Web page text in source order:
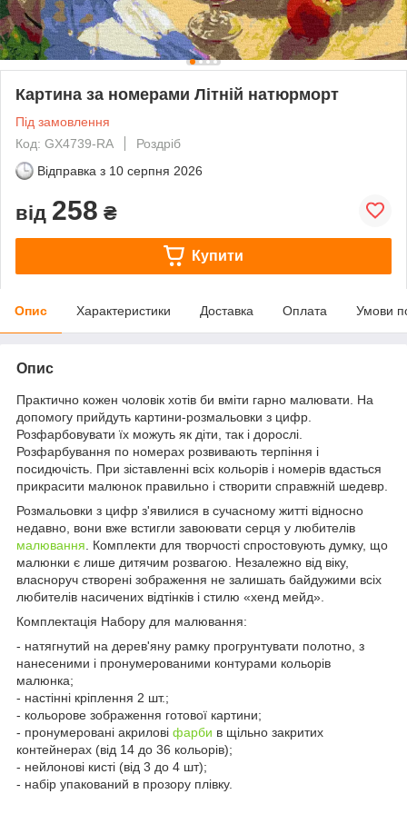
Картина за номерами Літній натюрморт
Під замовлення
Код: GX4739-RA
Роздріб
Відправка з 10 серпня 2026
від 258 ₴
Купити
Опис Характеристики Доставка Оплата Умови
Опис
Практично кожен чоловік хотів би вміти гарно малювати. На
допомогу прийдуть картини-розмальовки з цифр.
Розфарбовувати їх можуть як діти, так і дорослі.
Розфарбування по номерах розвивають терпіння і
посидючість. При зіставленні всіх кольорів і номерів вдасться
прикрасити малюнок правильно і створити справжній шедевр.
Розмальовки з цифр з'явилися в сучасному житті відносно
недавно, вони вже встигли завоювати серця у любителів
малювання . Комплекти для творчості спростовують думку, що
малюнки є лише дитячим розвагою. Незалежно від віку,
власноруч створені зображення не залишать байдужими всіх
любителів насичених відтінків і стилю «хенд мейд».
Комплектація Набору для малювання:
- натягнутий на дерев'яну рамку прогрунтувати полотно, з
нанесеними і пронумерованими контурами кольорів
малюнка;
- настінні кріплення 2 шт.;
- кольорове зображення готової картини;
- пронумеровані акрилові фарби в щільно закритих
контейнерах (від 14 до 36 кольорів);
- нейлонові кисті (від 3 до 4 шт);
- набір упакований в прозору плівку.